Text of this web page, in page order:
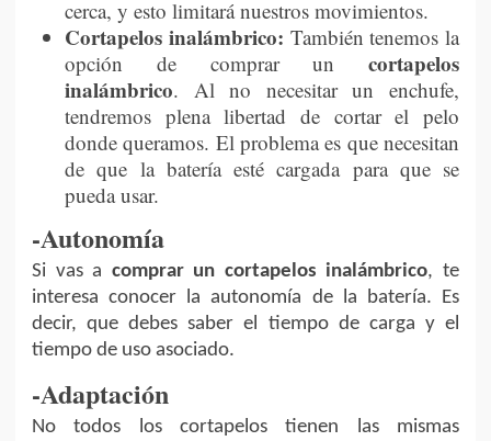
cerca, y esto limitará nuestros movimientos.
Cortapelos inalámbrico: También tenemos la
opción de comprar un cortapelos
inalámbrico. Al no necesitar un enchufe,
tendremos plena libertad de cortar el pelo
donde queramos. El problema es que necesitan
de que la batería esté cargada para que se
pueda usar.
-Autonomía
Si vas a comprar un cortapelos inalámbrico, te
interesa conocer la autonomía de la batería. Es
decir, que debes saber el tiempo de carga y el
tiempo de uso asociado.
-Adaptación
No todos los cortapelos tienen las mismas